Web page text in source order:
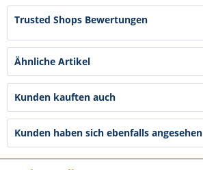
Trusted Shops Bewertungen
Ähnliche Artikel
Kunden kauften auch
Kunden haben sich ebenfalls angesehen